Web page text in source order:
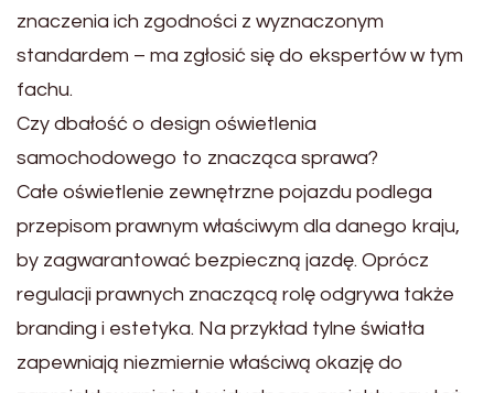
znaczenia ich zgodności z wyznaczonym
standardem – ma zgłosić się do ekspertów w tym
fachu.
Czy dbałość o design oświetlenia
samochodowego to znacząca sprawa?
Całe oświetlenie zewnętrzne pojazdu podlega
przepisom prawnym właściwym dla danego kraju,
by zagwarantować bezpieczną jazdę. Oprócz
regulacji prawnych znaczącą rolę odgrywa także
branding i estetyka. Na przykład tylne światła
zapewniają niezmiernie właściwą okazję do